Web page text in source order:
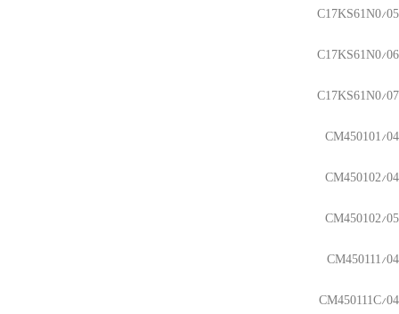
C17KS61N0/05
C17KS61N0/06
C17KS61N0/07
CM450101/04
CM450102/04
CM450102/05
CM450111/04
CM450111C/04